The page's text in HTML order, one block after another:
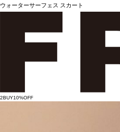
ウォーターサーフェス スカート
2BUY10%OFF